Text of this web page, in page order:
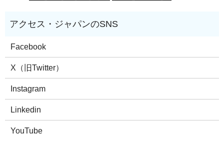
Facebook
X（旧Twitter）
Instagram
Linkedin
YouTube